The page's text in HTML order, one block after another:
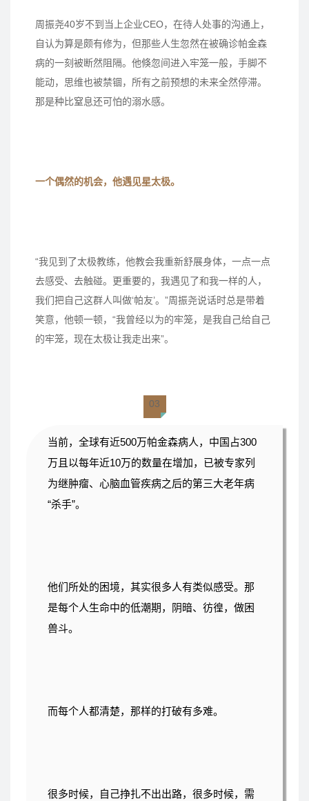
周振尧40岁不到当上企业CEO，在待人处事的沟通上，
自认为算是颇有修为，但那些人生忽然在被确诊帕金森
病的一刻被断然阻隔。他倏忽间进入牢笼一般，手脚不
能动，思维也被禁锢，所有之前预想的未来全然停滞。
那是种比窒息还可怕的溺水感。
一个偶然的机会，他遇见星太极。
“我见到了太极教练，他教会我重新舒展身体，一点一点
去感受、去触碰。更重要的，我遇见了和我一样的人，
我们把自己这群人叫做‘帕友’。”周振尧说话时总是带着
笑意，他顿一顿，“我曾经以为的牢笼，是我自己给自己
的牢笼，现在太极让我走出来”。
03
当前，全球有近500万帕金森病人，中国占300
万且以每年近10万的数量在增加，已被专家列
为继肿瘤、心脑血管疾病之后的第三大老年病
“杀手”。
他们所处的困境，其实很多人有类似感受。那
是每个人生命中的低潮期，阴暗、彷徨，做困
兽斗。
而每个人都清楚，那样的打破有多难。
很多时候，自己挣扎不出出路，很多时候，需